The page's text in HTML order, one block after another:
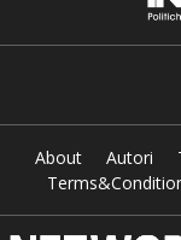
About Autori